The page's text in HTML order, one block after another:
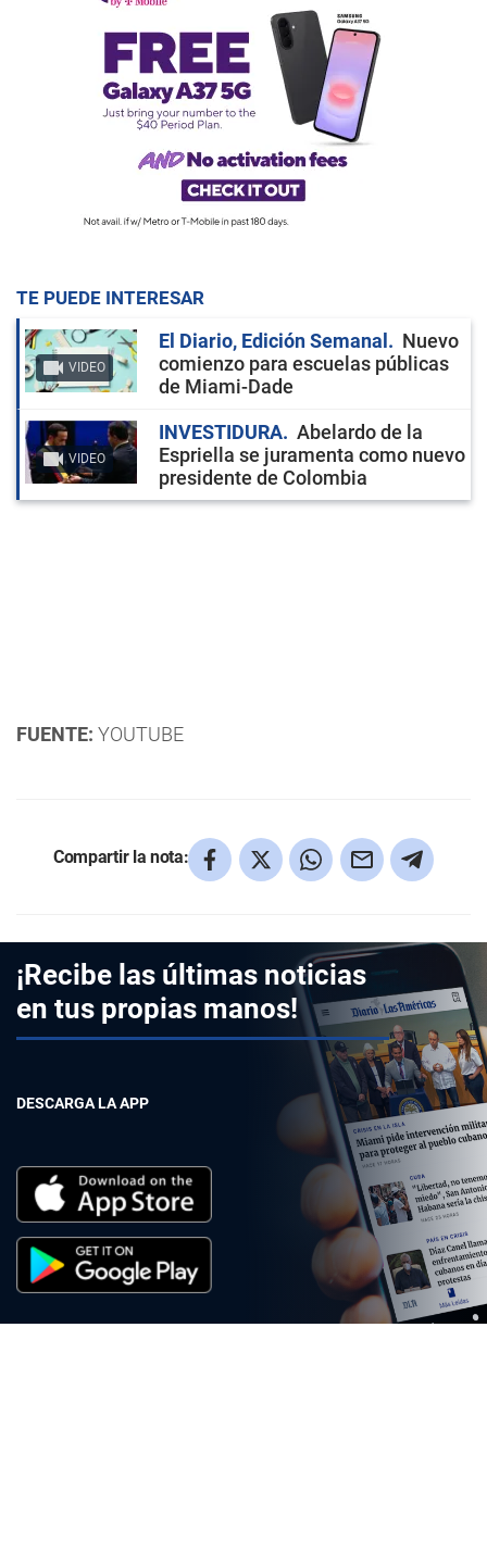
TE PUEDE INTERESAR
VIDEO
El Diario, Edición Semanal
Nuevo
comienzo para escuelas públicas
de Miami-Dade
VIDEO
INVESTIDURA
Abelardo de la
Espriella se juramenta como nuevo
presidente de Colombia
FUENTE: YOUTUBE
Compartir la nota:
¡Recibe las últimas noticias
en tus propias manos!
DESCARGA LA APP